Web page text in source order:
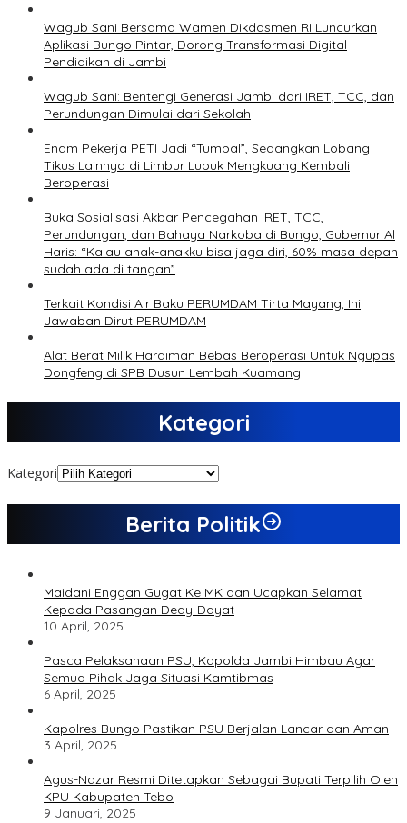
Wagub Sani Bersama Wamen Dikdasmen RI Luncurkan
Aplikasi Bungo Pintar, Dorong Transformasi Digital
Pendidikan di Jambi
Wagub Sani: Bentengi Generasi Jambi dari IRET, TCC, dan
Perundungan Dimulai dari Sekolah
Enam Pekerja PETI Jadi “Tumbal”, Sedangkan Lobang
Tikus Lainnya di Limbur Lubuk Mengkuang Kembali
Beroperasi
Buka Sosialisasi Akbar Pencegahan IRET, TCC,
Perundungan, dan Bahaya Narkoba di Bungo, Gubernur Al
Haris: “Kalau anak-anakku bisa jaga diri, 60% masa depan
sudah ada di tangan”
Terkait Kondisi Air Baku PERUMDAM Tirta Mayang, Ini
Jawaban Dirut PERUMDAM
Alat Berat Milik Hardiman Bebas Beroperasi Untuk Ngupas
Dongfeng di SPB Dusun Lembah Kuamang
Kategori
Kategori
Berita Politik
Maidani Enggan Gugat Ke MK dan Ucapkan Selamat
Kepada Pasangan Dedy-Dayat
10 April, 2025
Pasca Pelaksanaan PSU, Kapolda Jambi Himbau Agar
Semua Pihak Jaga Situasi Kamtibmas
6 April, 2025
Kapolres Bungo Pastikan PSU Berjalan Lancar dan Aman
3 April, 2025
Agus-Nazar Resmi Ditetapkan Sebagai Bupati Terpilih Oleh
KPU Kabupaten Tebo
9 Januari, 2025